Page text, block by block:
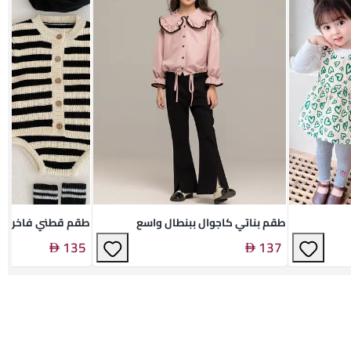
طقم بناتي كاجوال ببنطال واسع
137
طقم قطني فاخر
135